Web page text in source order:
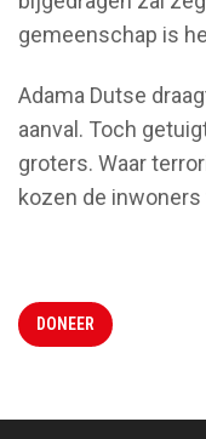
gemeenschap is
Adama Dutse
aanval. Toch
groters. Waar
kozen de inwoners
DONEER